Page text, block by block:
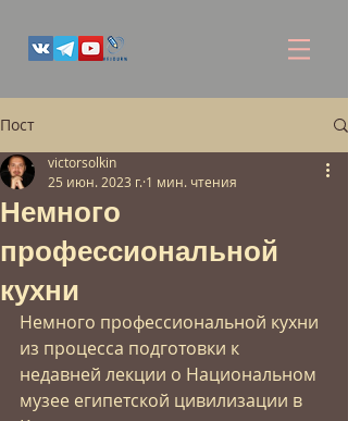
Пост
Немного
профессиональной
кухни
victorsolkin
25 июн. 2023 г. 1 мин. чтения
Немного профессиональной кухни
из процесса подготовки к
недавней лекции о Национальном
музее египетской цивилизации в